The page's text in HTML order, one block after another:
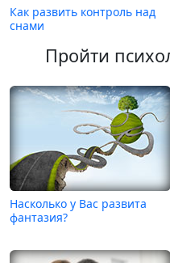
Как развить контроль над
снами
Пройти
Насколько у Вас развита
фантазия?